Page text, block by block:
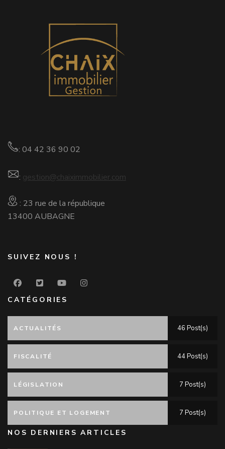
: 04 42 36 90 02
: gestion@chaiximmobilier.com
: 23 rue de la république
13400 AUBAGNE
SUIVEZ NOUS !
CATÉGORIES
ACTUALITÉS 46 Post(s)
FISCALITÉ 44 Post(s)
LÉGISLATION 7 Post(s)
POLITIQUE ET LOGEMENT 7 Post(s)
NOS DERNIERS ARTICLES